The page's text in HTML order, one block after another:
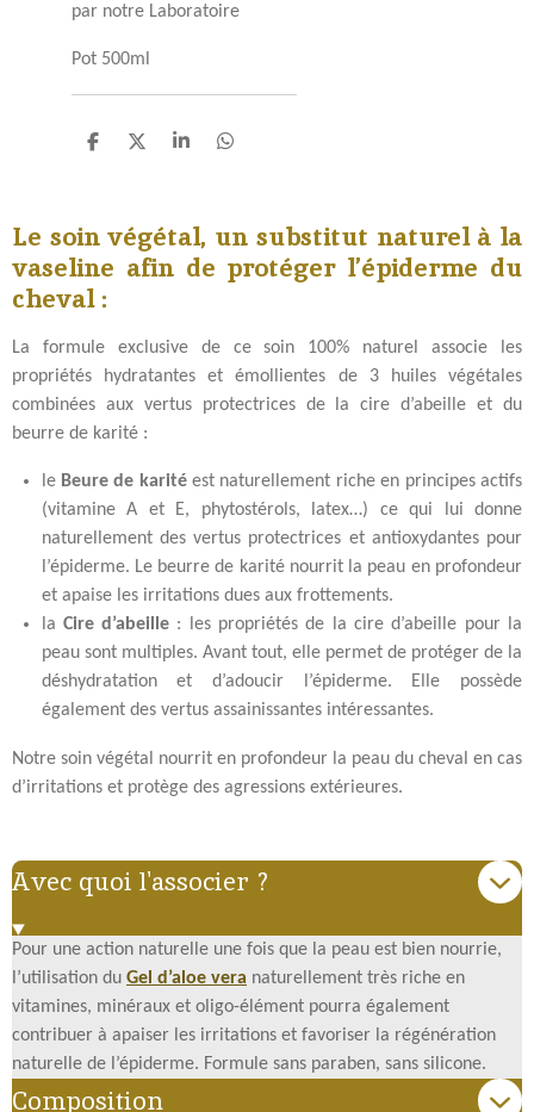
par notre Laboratoire
Pot 500ml
P
a
g
e
r
P
a
g
e
P
a
g
e
P
a
g
e
Le soin végétal, un substitut naturel à la
vaseline afin de protéger l’épiderme du
cheval :
La formule exclusive de ce soin 100% naturel associe les
propriétés hydratantes et émollientes de 3 huiles végétales
combinées aux vertus protectrices de la cire d’abeille et du
beurre de karité :
le Beure de karité est naturellement riche en principes actifs
(vitamine A et E, phytostérols, latex…) ce qui lui donne
naturellement des vertus protectrices et antioxydantes pour
l’épiderme. Le beurre de karité nourrit la peau en profondeur
et apaise les irritations dues aux frottements.
la Cire d’abeille : les propriétés de la cire d’abeille pour la
peau sont multiples. Avant tout, elle permet de protéger de la
déshydratation et d’adoucir l’épiderme. Elle possède
également des vertus assainissantes intéressantes.
Notre soin végétal nourrit en profondeur la peau du cheval en cas
d’irritations et protège des agressions extérieures.
Avec quoi l'associer ?
Pour une action naturelle une fois que la peau est bien nourrie,
l’utilisation du Gel d’aloe vera naturellement très riche en
vitamines, minéraux et oligo-élément pourra également
contribuer à apaiser les irritations et favoriser la régénération
naturelle de l’épiderme. Formule sans paraben, sans silicone.
Composition